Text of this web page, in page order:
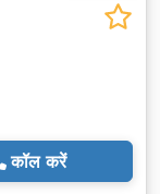
कॉल करें